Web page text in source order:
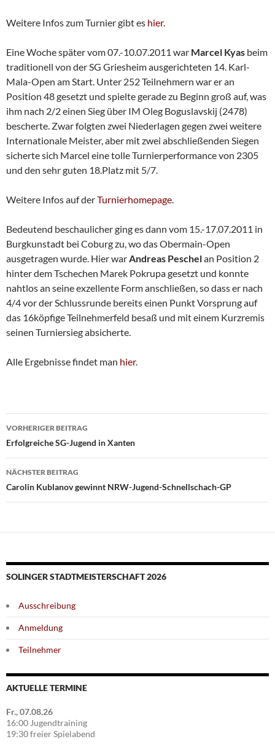
Weitere Infos zum Turnier gibt es hier.
Eine Woche später vom 07.-10.07.2011 war Marcel Kyas beim
traditionell von der SG Griesheim ausgerichteten 14. Karl-
Mala-Open am Start. Unter 252 Teilnehmern war er an
Position 48 gesetzt und spielte gerade zu Beginn groß auf, was
ihm nach 2/2 einen Sieg über IM Oleg Boguslavskij (2478)
bescherte. Zwar folgten zwei Niederlagen gegen zwei weitere
Internationale Meister, aber mit zwei abschließenden Siegen
sicherte sich Marcel eine tolle Turnierperformance von 2305
und den sehr guten 18.Platz mit 5/7.
Weitere Infos auf derTurnierhomepage.
Bedeutend beschaulicher ging es dann vom 15.-17.07.2011 in
Burgkunstadt bei Coburg zu, wo das Obermain-Open
ausgetragen wurde. Hier warAndreas Peschelan Position 2
hinter dem Tschechen Marek Pokrupa gesetzt und konnte
nahtlos an seine exzellente Form anschließen, so dass er nach
4/4 vor der Schlussrunde bereits einen Punkt Vorsprung auf
das 16köpfige Teilnehmerfeld besaß und mit einem Kurzremis
seinen Turniersieg absicherte.
Alle Ergebnisse findet man hier.
Beitragsnavigation
VORHERIGER BEITRAG
Erfolgreiche SG-Jugend in Xanten
NÄCHSTER BEITRAG
Carolin Kublanov gewinnt NRW-Jugend-Schnellschach-GP
SOLINGER STADTMEISTERSCHAFT 2026
Ausschreibung
Anmeldung
Teilnehmer
AKTUELLE TERMINE
Fr., 07.08.26
16:00 Jugendtraining
19:30 freier Spielabend